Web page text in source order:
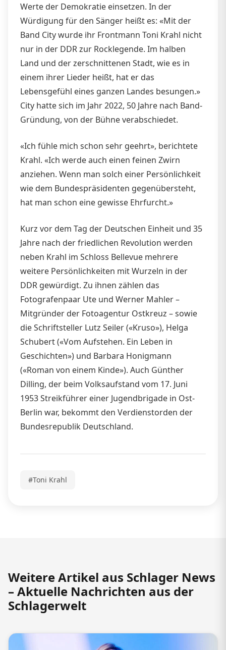
Werte der Demokratie einsetzen. In der
Würdigung für den Sänger heißt es: «Mit der
Band City wurde ihr Frontmann Toni Krahl nicht
nur in der DDR zur Rocklegende. Im halben
Land und der zerschnittenen Stadt, wie es in
einem ihrer Lieder heißt, hat er das
Lebensgefühl eines ganzen Landes besungen.»
City hatte sich im Jahr 2022, 50 Jahre nach Band-
Gründung, von der Bühne verabschiedet.
«Ich fühle mich schon sehr geehrt», berichtete
Krahl. «Ich werde auch einen feinen Zwirn
anziehen. Wenn man solch einer Persönlichkeit
wie dem Bundespräsidenten gegenübersteht,
hat man schon eine gewisse Ehrfurcht.»
Kurz vor dem Tag der Deutschen Einheit und 35
Jahre nach der friedlichen Revolution werden
neben Krahl im Schloss Bellevue mehrere
weitere Persönlichkeiten mit Wurzeln in der
DDR gewürdigt. Zu ihnen zählen das
Fotografenpaar Ute und Werner Mahler –
Mitgründer der Fotoagentur Ostkreuz – sowie
die Schriftsteller Lutz Seiler («Kruso»), Helga
Schubert («Vom Aufstehen. Ein Leben in
Geschichten») und Barbara Honigmann
(«Roman von einem Kinde»). Auch Günther
Dilling, der beim Volksaufstand vom 17. Juni
1953 Streikführer einer Jugendbrigade in Ost-
Berlin war, bekommt den Verdienstorden der
Bundesrepublik Deutschland.
#Toni Krahl
Weitere Artikel aus Schlager News
– Aktuelle Nachrichten aus der
Schlagerwelt